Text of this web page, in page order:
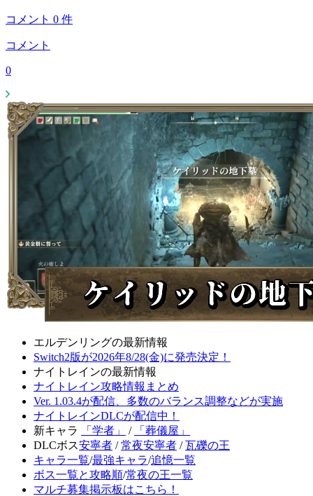
コメント 0 件
コメント
0
エルデンリングの最新情報
Switch2版が2026年8/28(金)に発売決定！
ナイトレインの最新情報
ナイトレイン攻略情報まとめ
Ver. 1.03.4が配信、多数のバランス調整などが実施
ナイトレインDLCが配信中！
新キャラ
「学者」 /
「葬儀屋」
DLCボス安寧者 /常夜安寧者 /瓦礫の王
キャラ一覧/最強キャラ/追憶一覧
ボス一覧と攻略順/常夜の王一覧
マルチ募集掲示板はこちら！